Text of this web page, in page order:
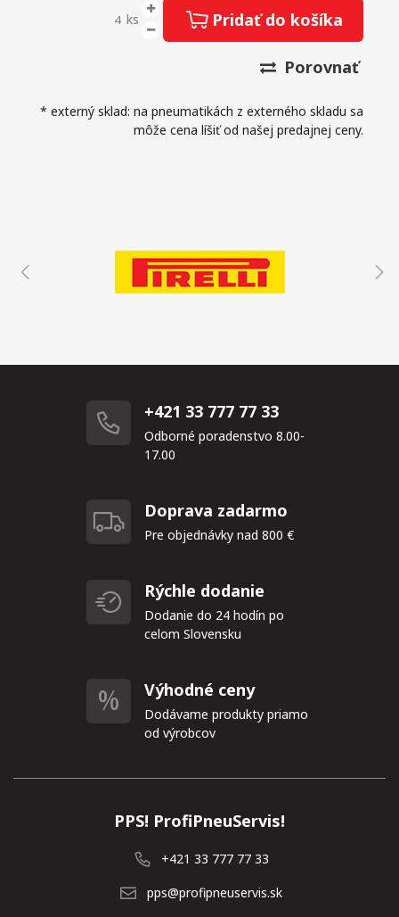
ks Pridať do košíka
Porovnať
* externý sklad: na pneumatikách z externého skladu sa
môže cena líšiť od našej predajnej ceny.
+421 33 777 77 33
Odborné poradenstvo 8.00-
17.00
Doprava zadarmo
Pre objednávky nad 800 €
Rýchle dodanie
Dodanie do 24 hodín po
celom Slovensku
Výhodné ceny
Dodávame produkty priamo
od výrobcov
PPS! ProfiPneuServis!
+421 33 777 77 33
pps@profipneuservis.sk